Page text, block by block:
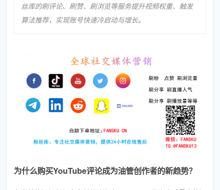
丝库的刷评论、刷赞、刷浏览等服务提升视频权重、触发
算法推荐，实现账号快速冷启动与增长。
为什么购买YouTube评论成为油管创作者的新趋势？